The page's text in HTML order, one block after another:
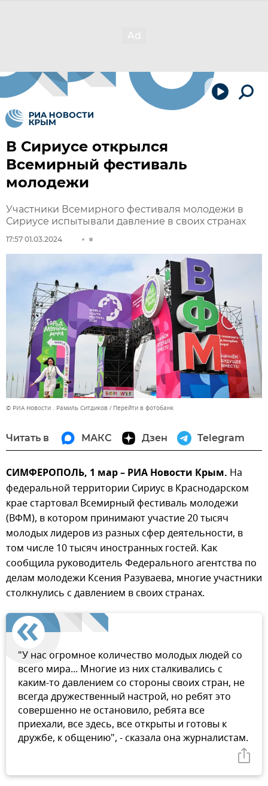
В Сириусе открылся
Всемирный фестиваль
молодежи
Участники Всемирного фестиваля молодежи в
Сириусе испытывали давление в своих странах
17:57 01.03.2024
© РИА Новости . Рамиль Ситдиков Перейти в фотобанк
Читать в МАКС Дзен Telegram
СИМФЕРОПОЛЬ, 1 мар – РИА Новости Крым. На
федеральной территории Сириус в Краснодарском
крае стартовал Всемирный фестиваль молодежи
(ВФМ), в котором принимают участие 20 тысяч
молодых лидеров из разных сфер деятельности, в
том числе 10 тысяч иностранных гостей. Как
сообщила руководитель Федерального агентства по
делам молодежи Ксения Разуваева, многие участники
столкнулись с давлением в своих странах.
"У нас огромное количество молодых людей со
всего мира... Многие из них сталкивались с
каким-то давлением со стороны своих стран, не
всегда дружественный настрой, но ребят это
совершенно не остановило, ребята все
приехали, все здесь, все открыты и готовы к
дружбе, к общению", - сказала она журналистам.